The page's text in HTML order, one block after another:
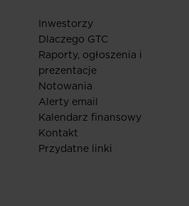
Inwestorzy
Dlaczego GTC
Raporty, ogłoszenia i
prezentacje
Notowania
Alerty email
Kalendarz finansowy
Kontakt
Przydatne linki